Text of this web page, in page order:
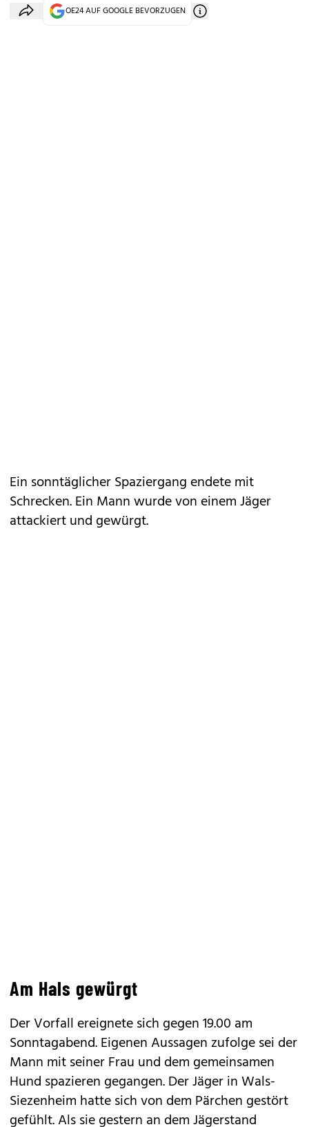
OE24 AUF GOOGLE BEVORZUGEN
Ein sonntäglicher Spaziergang endete mit
Schrecken. Ein Mann wurde von einem Jäger
attackiert und gewürgt.
Am Hals gewürgt
Der Vorfall ereignete sich gegen 19.00 am
Sonntagabend. Eigenen Aussagen zufolge sei der
Mann mit seiner Frau und dem gemeinsamen
Hund spazieren gegangen. Der Jäger in Wals-
Siezenheim hatte sich von dem Pärchen gestört
gefühlt. Als sie gestern an dem Jägerstand